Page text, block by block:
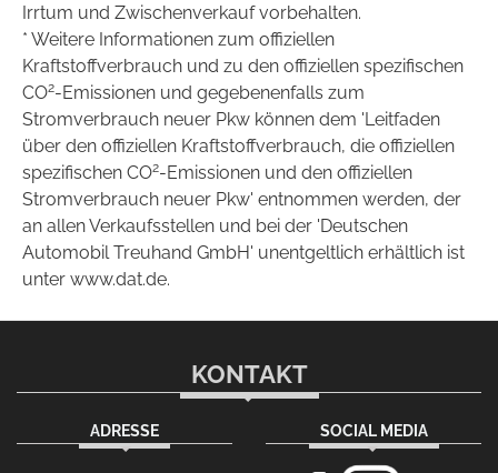
Irrtum und Zwischenverkauf vorbehalten.
* Weitere Informationen zum offiziellen
Kraftstoffverbrauch und zu den offiziellen spezifischen
CO2-Emissionen und gegebenenfalls zum
Stromverbrauch neuer Pkw können dem 'Leitfaden
über den offiziellen Kraftstoffverbrauch, die offiziellen
spezifischen CO2-Emissionen und den offiziellen
Stromverbrauch neuer Pkw' entnommen werden, der
an allen Verkaufsstellen und bei der 'Deutschen
Automobil Treuhand GmbH' unentgeltlich erhältlich ist
unter www.dat.de.
KONTAKT
ADRESSE SOCIAL MEDIA